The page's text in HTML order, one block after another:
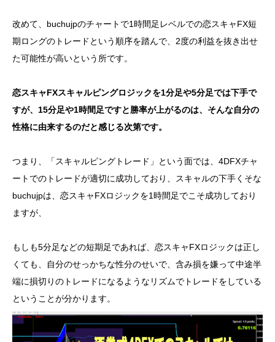
改めて、buchujpのチャートで1時間足レベルでの恋スキャFX短
期ロングのトレードという順序を踏んで、2度の利益を抜き出せ
た可能性が高いという所です。
恋スキャFXスキャルピングロジックを1分足や5分足では下手で
すが、15分足や1時間足ですと勝率が上がるのは、そんな自分の
性格に由来するのだと感じる次第です。
つまり、「スキャルピングトレード」という面では、4DFXチャ
ートでのトレードが適切に成功しており、スキャルの下手くそな
buchujpは、恋スキャFXロジックを1時間足でこそ成功しており
ますが、
もしも5分足などの短期足であれば、恋スキャFXロジックは正し
くても、自分のせっかちな性分のせいで、含み損を嫌って中途半
端に損切りのトレードになるようなリズムでトレードをしている
ということが分かります。